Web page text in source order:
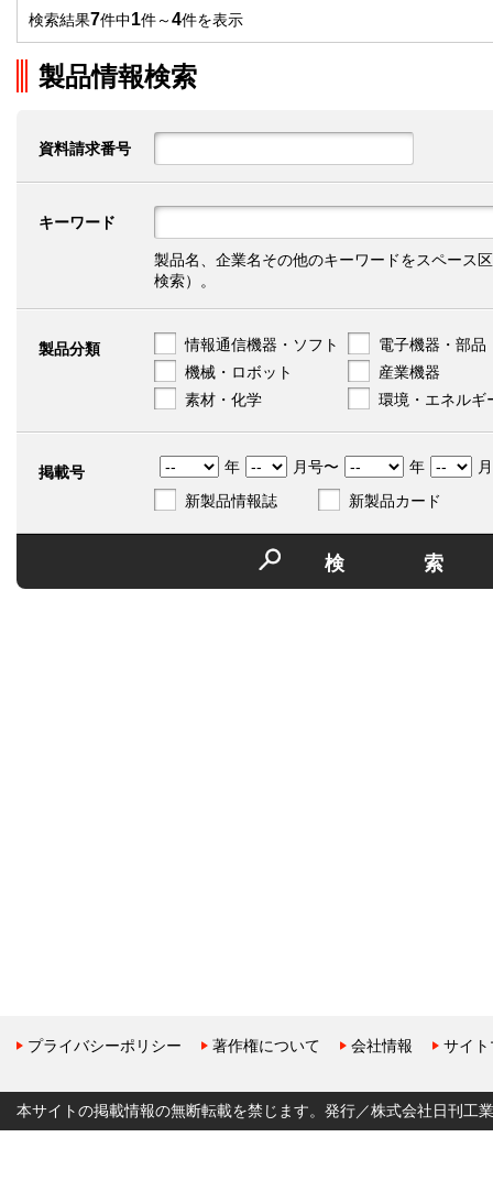
検索結果7件中1件～4件を表示
製品情報検索
資料請求番号
キーワード
製品名、企業名その他のキーワードをスペース
検索）。
製品分類 情報通信機器・ソフト
電子機器・部品
機械・ロボット
産業機器
素材・化学
環境・エネルギ
掲載号 年 月号〜 年
新製品情報誌
新製品カード
検
プライバシーポリシー 著作権について 会社情報 サイ
本サイトの掲載情報の無断転載を禁じます。発行／株式会社日刊